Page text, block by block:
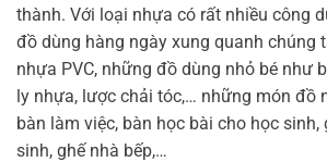
thành. Với loại nhựa có rất nhiều công
đồ dùng hàng ngày xung quanh chúng
nhựa PVC, những đồ dùng nhỏ bé như
ly nhựa, lược chải tóc,… những món đồ
bàn làm việc, bàn học bài cho học sinh,
sinh, ghế nhà bếp,…